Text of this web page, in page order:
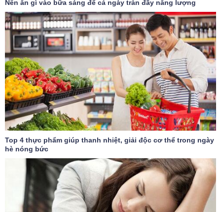
Nên ăn gì vào bữa sáng để cả ngày tràn đầy năng lượng
Top 4 thực phẩm giúp thanh nhiệt, giải độc cơ thể trong ngày
hè nóng bức